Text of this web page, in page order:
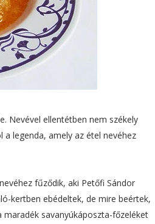
Nevével ellentétben nem székely
legenda, amely az étel nevéhez
fűződik, aki Petőfi Sándor
kertben ebédeltek, de mire beértek,
savanyúkáposzta-főzeléket